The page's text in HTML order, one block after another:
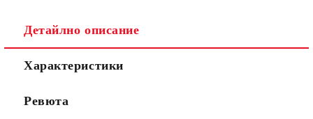
Съгласен съм с
Ние ще се свържем с вас в рамките на работния ден.
Детайлно описание
Характеристики
Ревюта